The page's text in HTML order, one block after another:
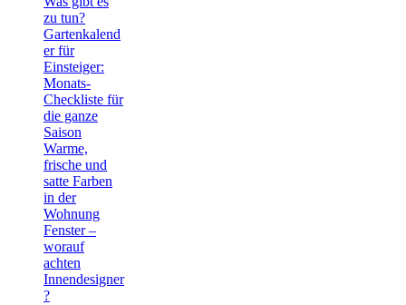
zu tun?
Gartenkalend
er für
Einsteiger:
Monats-
Checkliste für
die ganze
Saison
Warme,
frische und
satte Farben
in der
Wohnung
Fenster –
worauf
achten
Innendesigner
?